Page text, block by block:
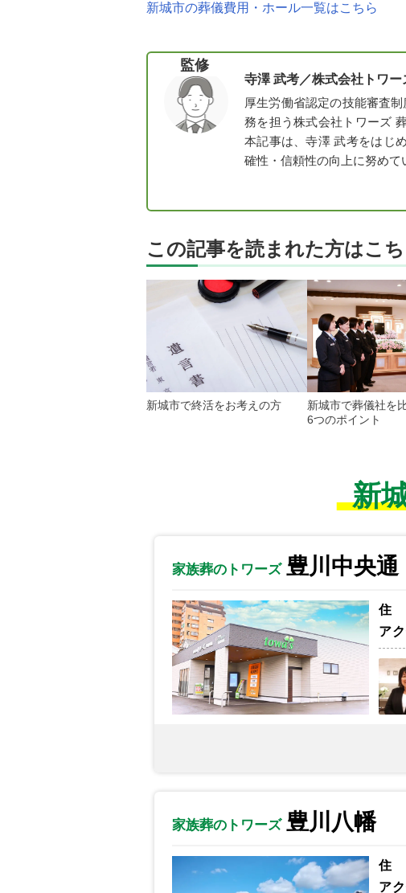
新城市の葬儀費用・ホール一覧はこちら
監修
寺澤 武考／株式会社トワ
厚生労働省認定の技能審査
務を担う株式会社トワーズ
本記事は、寺澤 武考をはじ
確性・信頼性の向上に努めて
この記事を読まれた方はこ
新城市で終活をお考えの方
新城市で葬儀社を
6つのポイント
新
家族葬のトワーズ 豊川中央通
ア
家族葬のトワーズ 豊川八幡
ア